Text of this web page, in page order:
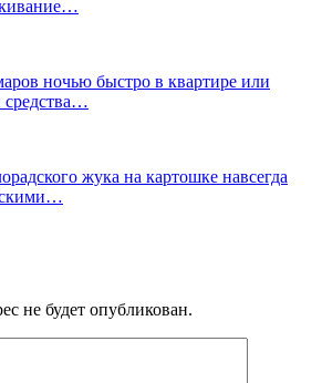
ночью быстро в квартире или
средства…
жука на картошке навсегда
не будет опубликован.